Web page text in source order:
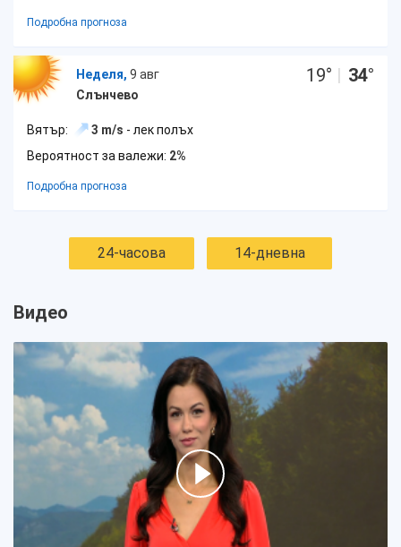
Подробна прогноза
Неделя, 9 авг
Слънчево
19° | 34°
Вятър: 3 m/s - лек полъх
Вероятност за валежи: 2%
Подробна прогноза
24-часова 14-дневна
Видео